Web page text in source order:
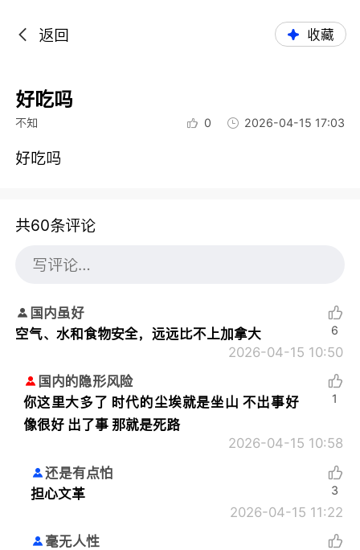
返回 收藏
好吃吗
不知 0 2026-04-15 17:03
好吃吗
共60条评论
国内虽好
空气、水和食物安全，远远比不上加拿大
2026-04-15 10:50
6
国内的隐形风险
你这里大多了 时代的尘埃就是坐山 不出事好
像很好 出了事 那就是死路
2026-04-15 10:58
1
还是有点怕
担心文革
2026-04-15 11:22
3
毫无人性